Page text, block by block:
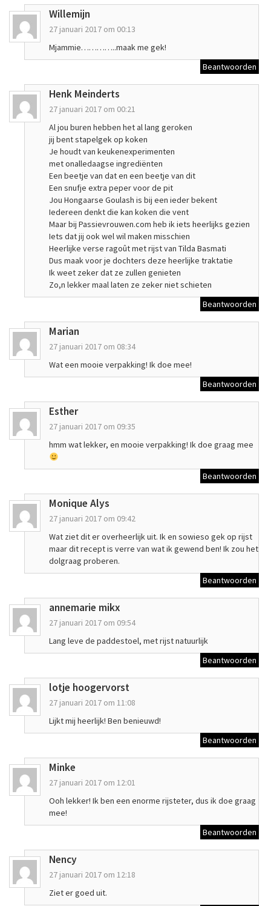
Willemijn
27 januari 2017 om 00:13
Mjammie…………..maak me gek!
Beantwoorden
Henk Meinderts
27 januari 2017 om 00:21
Al jou buren hebben het al lang geroken
jij bent stapelgek op koken
Je houdt van keukenexperimenten
met onalledaagse ingrediënten
Een beetje van dat en een beetje van dit
Een snufje extra peper voor de pit
Jou Hongaarse Goulash is bij een ieder bekent
Iedereen denkt die kan koken die vent
Maar bij Passievrouwen.com heb ik iets heerlijks gezien
Iets dat jij ook wel wil maken misschien
Heerlijke verse ragoût met rijst van Tilda Basmati
Dus maak voor je dochters deze heerlijke traktatie
Ik weet zeker dat ze zullen genieten
Zo,n lekker maal laten ze zeker niet schieten
Beantwoorden
Marian
27 januari 2017 om 08:34
Wat een mooie verpakking! Ik doe mee!
Beantwoorden
Esther
27 januari 2017 om 09:35
hmm wat lekker, en mooie verpakking! Ik doe graag mee
Beantwoorden
Monique Alys
27 januari 2017 om 09:42
Wat ziet dit er overheerlijk uit. Ik en sowieso gek op rijst
maar dit recept is verre van wat ik gewend ben! Ik zou het
dolgraag proberen.
Beantwoorden
annemarie mikx
27 januari 2017 om 09:54
Lang leve de paddestoel, met rijst natuurlijk
Beantwoorden
lotje hoogervorst
27 januari 2017 om 11:08
Lijkt mij heerlijk! Ben benieuwd!
Beantwoorden
Minke
27 januari 2017 om 12:01
Ooh lekker! Ik ben een enorme rijsteter, dus ik doe graag
mee!
Beantwoorden
Nency
27 januari 2017 om 12:18
Ziet er goed uit.